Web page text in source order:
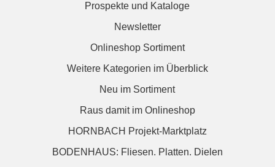
Prospekte und Kataloge
Newsletter
Onlineshop Sortiment
Weitere Kategorien im Überblick
Neu im Sortiment
Raus damit im Onlineshop
HORNBACH Projekt-Marktplatz
BODENHAUS: Fliesen. Platten. Dielen